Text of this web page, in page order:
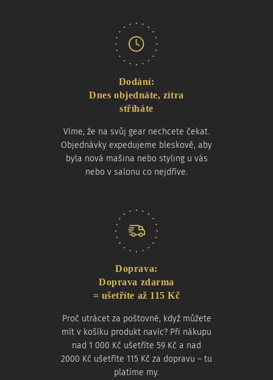
Dodání:
Dnes objednáte, zítra
stříháte
Víme, že na svůj gear nechcete čekat.
Objednávky expedujeme bleskově, aby
byla nová mašina nebo styling u vás
nebo v salonu co nejdříve.
Doprava:
Doprava zdarma
= ušetříte až 115 Kč
Proč utrácet za poštovné, když můžete
mít v košíku produkt navíc? Při nákupu
nad 1 000 Kč ušetříte 59 Kč a nad
2000 Kč ušetříte 115 Kč za dopravu – tu
platíme my.